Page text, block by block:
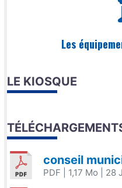
Les
LE KIOSQUE
conseil
PDF | 1,17 Mo | 28